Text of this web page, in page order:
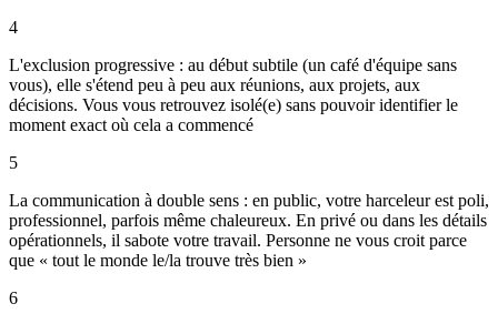
4
L'exclusion progressive : au début subtile (un café d'équipe sans
vous), elle s'étend peu à peu aux réunions, aux projets, aux
décisions. Vous vous retrouvez isolé(e) sans pouvoir identifier le
moment exact où cela a commencé
5
La communication à double sens : en public, votre harceleur est poli,
professionnel, parfois même chaleureux. En privé ou dans les détails
opérationnels, il sabote votre travail. Personne ne vous croit parce
que « tout le monde le/la trouve très bien »
6